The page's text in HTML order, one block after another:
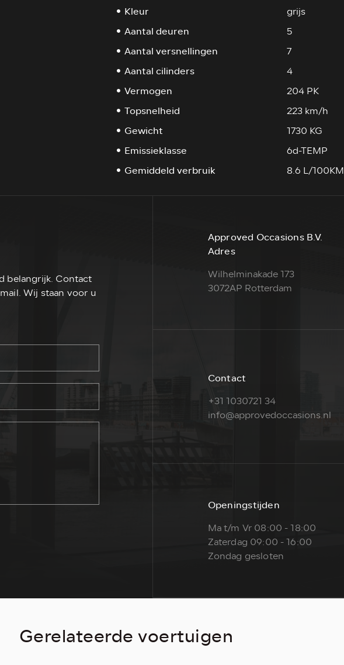
Kleur grijs
Aantal deuren 5
Aantal versnellingen 7
Aantal cilinders 4
Vermogen 204 PK
Topsnelheid 223 km/h
Gewicht 1730 KG
Emissieklasse 6d-TEMP
Gemiddeld verbruik 8.6 L/100KM
belangrijk. Contact
Wij staan voor u
Approved Occasions B.V.
Adres
Wilhelminakade 173
3072AP Rotterdam
Contact
+31 1030721 34
info@approvedoccasions.nl
Openingstijden
Ma t/m Vr 08:00 - 18:00
Zaterdag 09:00 - 16:00
Zondag gesloten
Gerelateerde voertuigen